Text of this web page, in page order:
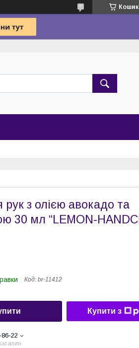
Кошик
з олією авокадо та
30 мл “LEMON-
Код: br-11412
Купити з
86-22